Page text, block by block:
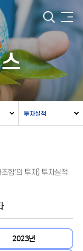
투자실적
합'의 투자) 투자실적
2023년